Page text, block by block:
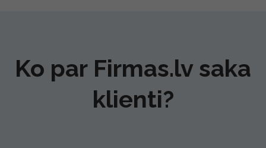
Ko par Firmas.lv saka
klienti?